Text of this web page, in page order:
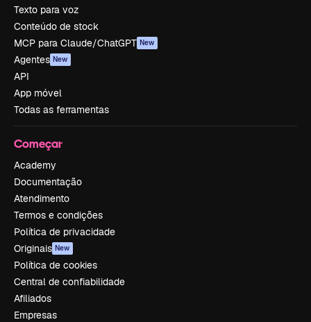
Texto para voz
Conteúdo de stock
MCP para Claude/ChatGPT New
Agentes New
API
App móvel
Todas as ferramentas
Começar
Academy
Documentação
Atendimento
Termos e condições
Política de privacidade
Originais New
Política de cookies
Central de confiabilidade
Afiliados
Empresas